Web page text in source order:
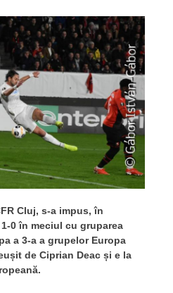
Cluj, s-a impus, în
0 în meciul cu gruparea
a 3-a a grupelor Europa
de Ciprian Deac și e la